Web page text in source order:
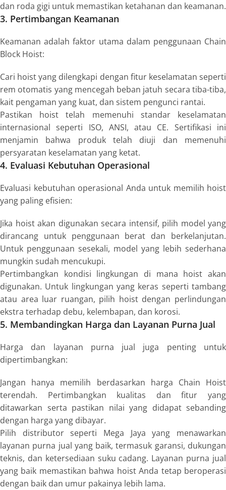
dan roda gigi untuk memastikan ketahanan dan keamanan.
3. Pertimbangan Keamanan
Keamanan adalah faktor utama dalam penggunaan Chain
Block Hoist:
Cari hoist yang dilengkapi dengan fitur keselamatan seperti
rem otomatis yang mencegah beban jatuh secara tiba-tiba,
kait pengaman yang kuat, dan sistem pengunci rantai.
Pastikan hoist telah memenuhi standar keselamatan
internasional seperti ISO, ANSI, atau CE. Sertifikasi ini
menjamin bahwa produk telah diuji dan memenuhi
persyaratan keselamatan yang ketat.
4. Evaluasi Kebutuhan Operasional
Evaluasi kebutuhan operasional Anda untuk memilih hoist
yang paling efisien:
Jika hoist akan digunakan secara intensif, pilih model yang
dirancang untuk penggunaan berat dan berkelanjutan.
Untuk penggunaan sesekali, model yang lebih sederhana
mungkin sudah mencukupi.
Pertimbangkan kondisi lingkungan di mana hoist akan
digunakan. Untuk lingkungan yang keras seperti tambang
atau area luar ruangan, pilih hoist dengan perlindungan
ekstra terhadap debu, kelembapan, dan korosi.
5. Membandingkan Harga dan Layanan Purna Jual
Harga dan layanan purna jual juga penting untuk
dipertimbangkan:
Jangan hanya memilih berdasarkan harga Chain Hoist
terendah. Pertimbangkan kualitas dan fitur yang
ditawarkan serta pastikan nilai yang didapat sebanding
dengan harga yang dibayar.
Pilih distributor seperti Mega Jaya yang menawarkan
layanan purna jual yang baik, termasuk garansi, dukungan
teknis, dan ketersediaan suku cadang. Layanan purna jual
yang baik memastikan bahwa hoist Anda tetap beroperasi
dengan baik dan umur pakainya lebih lama.